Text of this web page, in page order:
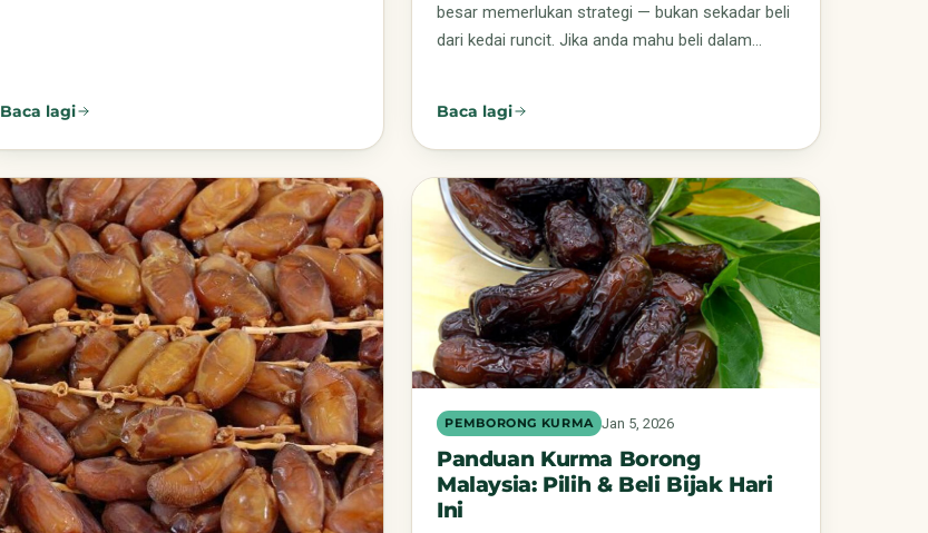
Baca lagi
besar memerlukan strategi — bukan sekadar beli
dari kedai runcit. Jika anda mahu beli dalam…
Baca lagi
PEMBORONG KURMA Jan 5, 2026
Panduan Kurma Borong
Malaysia: Pilih & Beli Bijak Hari
Ini